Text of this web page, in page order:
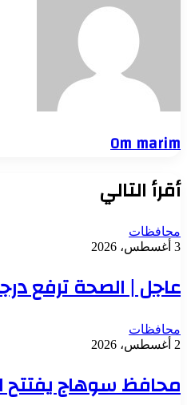
Om marim
أقرأ التالي
محافظات
3 أغسطس، 2026
عاجل | الصحة ترفع
محافظات
2 أغسطس، 2026
محافظ سوهاج يفتتح